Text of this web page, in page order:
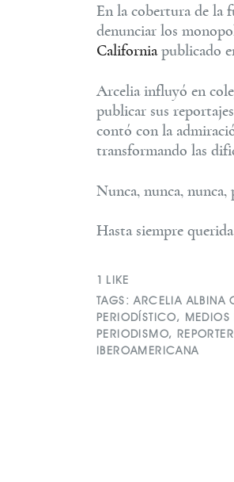
En la cobertura de la
denunciar los
Californiapublicado
Arcelia influyó en
publicar sus
contó con la
transformando las
Nunca, nunca, nunca,
Hasta siempre
1 LIKE
TAGS: ARCELIA ALBINA
PERIODÍSTICO,
PERIODISMO,
IBEROAMERICANA